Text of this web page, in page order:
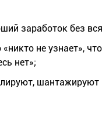
заработок без
не узнает»,
нет»;
шантажируют